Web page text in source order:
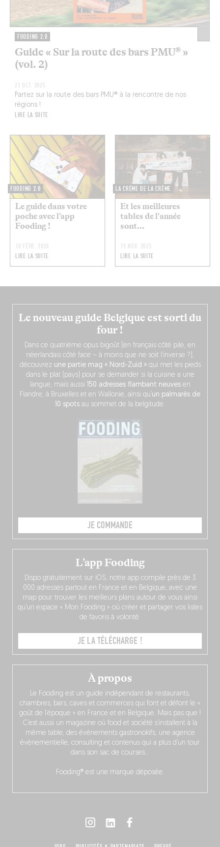
FOODING 2.0
Guide « Sur la route des bars PMU® »
(vol. 2)
21 OCT. 2025
Partez sur la route des bars PMU® à la rencontre de nos
régions !
LIRE LA SUITE
FOODING 2.0
Le guide dans votre
poche avec l’app
Fooding !
10 FÉVR. 2026
LIRE LA SUITE
LA CRÈME DE LA CRÈME
Et les meilleures
tables de l'année
sont...
19 NOV. 2025
LIRE LA SUITE
Le nouveau guide Belgique est sorti du
four !
Dans ce quatrième opus bigoût (en français côté pile, en
néerlandais côté face – à moins que ne soit l’inverse ?),
découvrez une partie mag « Nord-Zuid » qui met les pieds
dans le plat (pays) pour se demander si la cuisine a une
langue, mais aussi 150 adresses flambant neuvesen
Flandre, à Bruxelles et en Wallonie, ainsi qu’ un palmarès de
10 spots au sommet de la belgitude.
JE COMMANDE
À propos
Le Fooding est un guide indépendant de restaurants,
chambres, bars, caves et commerces qui font et défont le «
goût de l’époque » en France et en Belgique. Mais pas que !
C’est aussi un magazine où food et société s’installent à la
même table, des événements gastronokifs, une agence
événementielle, consulting et contenus qui a plus d’un tour
dans son sac de courses…
Fooding® est une marque déposée.
L’app Fooding
Dispo gratuitement sur iOS, notre app compile près de 3
000 adresses partout en France et en Belgique, avec une
map pour trouver les meilleurs plans autour de vous ainsi
qu’un espace « Mon Fooding » où créer et partager vos listes
de favoris à volonté.
JE LA TÉLÉCHARGE !